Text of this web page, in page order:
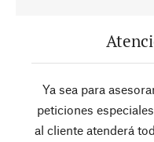
Ya sea para
peticiones
al cliente atenderá